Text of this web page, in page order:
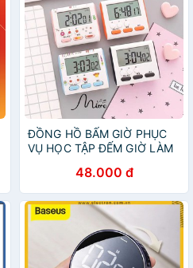
ĐỒNG HỒ BẤM GIỜ PHỤC
VỤ HỌC TẬP ĐẾM GIỜ LÀM
48.000 đ